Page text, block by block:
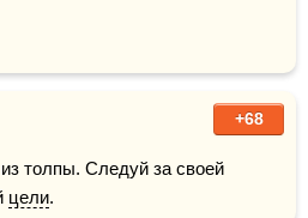
+68
из толпы. Следуй за своей
цели.